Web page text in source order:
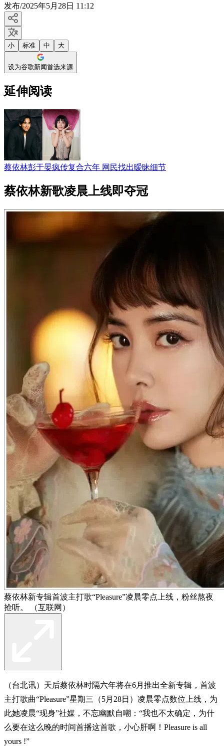
发布/2025年5月28日 11:12
小 标准 中 大
设为谷歌新闻首选来源
延伸阅读
蔡依林彭于晏疯传复合六年 网民找出暧昧细节
蔡依林新歌凌晨上线即夺冠
蔡依林新专辑首波主打歌“Pleasure”凌晨零点上线，粉丝熬夜
抢听。 （互联网）
（台北讯）天后蔡依林时隔六年将在6月推出全新专辑，首波
主打歌曲“Pleasure”星期三（5月28日）凌晨零点数位上线，为
此她凌晨“现身”社媒，不忘幽默自嘲：“我也不太确定，为什
么要在这么晚的时间首播这首歌，小心肝啊！Pleasure is all
yours !”